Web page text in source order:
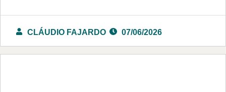
CLÁUDIO FAJARDO 07/06/2026